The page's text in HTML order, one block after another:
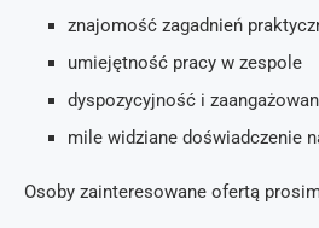
znajomość zagadnień
umiejętność pracy w zespole
dyspozycyjność i
mile widziane doświadczenie
Osoby zainteresowane ofertą